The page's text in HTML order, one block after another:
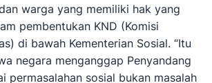
warga yang memiliki hak yang
pembentukan KND (Komisi
di bawah Kementerian Sosial. “Itu
negara menganggap Penyandang
permasalahan sosial bukan masalah